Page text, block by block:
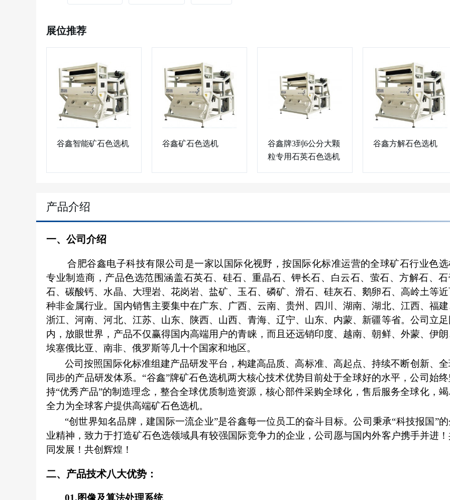
展位推荐
谷鑫智能矿石色选机 谷鑫矿石色选机
谷鑫牌3到6公分大颗
粒专用石英石色选机
谷鑫方解石色选机
产品介绍
一、公司介绍
合肥谷鑫电子科技有限公司是一家以国际化视野，按国际化标准运营的全球矿石行业色
专业制造商，产品色选范围涵盖石英石、硅石、重晶石、钾长石、白云石、萤石、方解石、
石、碳酸钙、水晶、大理岩、花岗岩、盐矿、玉石、磷矿、滑石、硅灰石、鹅卵石、高岭土等
种非金属行业。国内销售主要集中在广东、广西、云南、贵州、四川、湖南、湖北、江西、福
浙江、河南、河北、江苏、山东、陕西、山西、青海、辽宁、山东、内蒙、新疆等省。公司立
内，放眼世界，产品不仅赢得国内高端用户的青睐，而且还远销印度、越南、朝鲜、外蒙、伊
埃塞俄比亚、南非、俄罗斯等几十个国家和地区。
公司按照国际化标准组建产品研发平台，构建高品质、高标准、高起点、持续不断创新、
同步的产品研发体系。“谷鑫”牌矿石色选机两大核心技术优势目前处于全球好的水平，公司始
持“优秀产品”的制造理念，整合全球优质制造资源，核心部件采购全球化，售后服务全球化，
全力为全球客户提供高端矿石色选机。
“创世界知名品牌，建国际一流企业”是谷鑫每一位员工的奋斗目标。公司秉承“科技报国”
业精神，致力于打造矿石色选领域具有较强国际竞争力的企业，公司愿与国内外客户携手并进
同发展！共创辉煌！
二、 产品技术八大优势：
01.图像及算法处理系统